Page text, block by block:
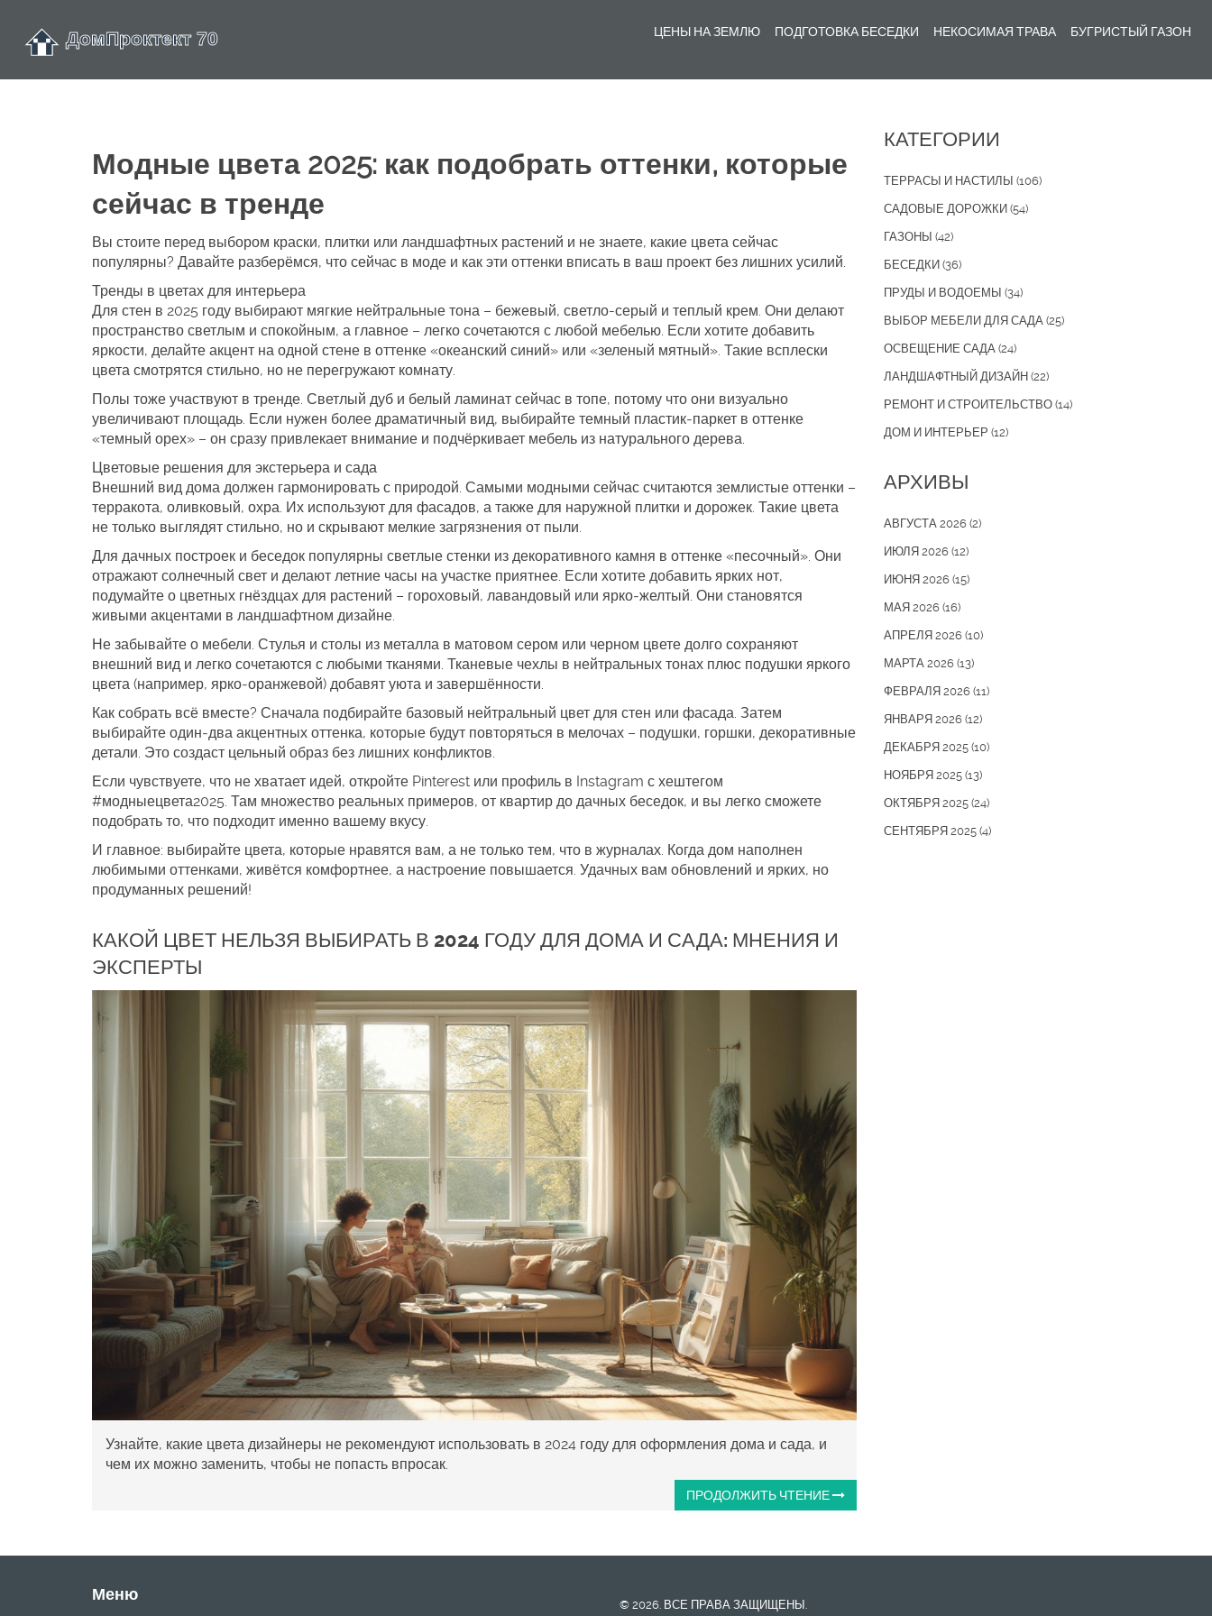
ЦЕНЫ НА ЗЕМЛЮ ПОДГОТОВКА БЕСЕДКИ НЕКОСИМАЯ ТРАВА БУГРИСТЫЙ ГАЗОН
Модные цвета 2025: как подобрать оттенки, которые
сейчас в тренде
Вы стоите перед выбором краски, плитки или ландшафтных растений и не знаете, какие цвета сейчас
популярны? Давайте разберёмся, что сейчас в моде и как эти оттенки вписать в ваш проект без лишних усилий.
Тренды в цветах для интерьера
Для стен в 2025 году выбирают мягкие нейтральные тона – бежевый, светло-серый и теплый крем. Они делают
пространство светлым и спокойным, а главное – легко сочетаются с любой мебелью. Если хотите добавить
яркости, делайте акцент на одной стене в оттенке «океанский синий» или «зеленый мятный». Такие всплески
цвета смотрятся стильно, но не перегружают комнату.
Полы тоже участвуют в тренде. Светлый дуб и белый ламинат сейчас в топе, потому что они визуально
увеличивают площадь. Если нужен более драматичный вид, выбирайте темный пластик‑паркет в оттенке
«темный орех» – он сразу привлекает внимание и подчёркивает мебель из натурального дерева.
Цветовые решения для экстерьера и сада
Внешний вид дома должен гармонировать с природой. Самыми модными сейчас считаются землистые оттенки –
терракота, оливковый, охра. Их используют для фасадов, а также для наружной плитки и дорожек. Такие цвета
не только выглядят стильно, но и скрывают мелкие загрязнения от пыли.
Для дачных построек и беседок популярны светлые стенки из декоративного камня в оттенке «песочный». Они
отражают солнечный свет и делают летние часы на участке приятнее. Если хотите добавить ярких нот,
подумайте о цветных гнёздцах для растений – гороховый, лавандовый или ярко‑желтый. Они становятся
живыми акцентами в ландшафтном дизайне.
Не забывайте о мебели. Стулья и столы из металла в матовом сером или черном цвете долго сохраняют
внешний вид и легко сочетаются с любыми тканями. Тканевые чехлы в нейтральных тонах плюс подушки яркого
цвета (например, ярко‑оранжевой) добавят уюта и завершённости.
Как собрать всё вместе? Сначала подбирайте базовый нейтральный цвет для стен или фасада. Затем
выбирайте один‑два акцентных оттенка, которые будут повторяться в мелочах – подушки, горшки, декоративные
детали. Это создаст цельный образ без лишних конфликтов.
Если чувствуете, что не хватает идей, откройте Pinterest или профиль в Instagram с хештегом
#модныецвета2025. Там множество реальных примеров, от квартир до дачных беседок, и вы легко сможете
подобрать то, что подходит именно вашему вкусу.
И главное: выбирайте цвета, которые нравятся вам, а не только тем, что в журналах. Когда дом наполнен
любимыми оттенками, живётся комфортнее, а настроение повышается. Удачных вам обновлений и ярких, но
продуманных решений!
КАКОЙ ЦВЕТ НЕЛЬЗЯ ВЫБИРАТЬ В 2024 ГОДУ ДЛЯ ДОМА И САДА: МНЕНИЯ И
ЭКСПЕРТЫ
Узнайте, какие цвета дизайнеры не рекомендуют использовать в 2024 году для оформления дома и сада, и
чем их можно заменить, чтобы не попасть впросак.
ПРОДОЛЖИТЬ ЧТЕНИЕ
КАТЕГОРИИ
ТЕРРАСЫ И НАСТИЛЫ (106)
САДОВЫЕ ДОРОЖКИ (54)
ГАЗОНЫ (42)
БЕСЕДКИ (36)
ПРУДЫ И ВОДОЕМЫ (34)
ВЫБОР МЕБЕЛИ ДЛЯ САДА (25)
ОСВЕЩЕНИЕ САДА (24)
ЛАНДШАФТНЫЙ ДИЗАЙН (22)
РЕМОНТ И СТРОИТЕЛЬСТВО (14)
ДОМ И ИНТЕРЬЕР (12)
АРХИВЫ
АВГУСТА 2026 (2)
ИЮЛЯ 2026 (12)
ИЮНЯ 2026 (15)
МАЯ 2026 (16)
АПРЕЛЯ 2026 (10)
МАРТА 2026 (13)
ФЕВРАЛЯ 2026 (11)
ЯНВАРЯ 2026 (12)
ДЕКАБРЯ 2025 (10)
НОЯБРЯ 2025 (13)
ОКТЯБРЯ 2025 (24)
СЕНТЯБРЯ 2025 (4)
Меню
© 2026. ВСЕ ПРАВА ЗАЩИЩЕНЫ.